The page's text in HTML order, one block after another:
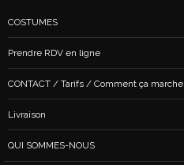
COSTUMES
Prendre RDV en ligne
CONTACT / Tarifs / Comment ça marche
Livraison
QUI SOMMES-NOUS